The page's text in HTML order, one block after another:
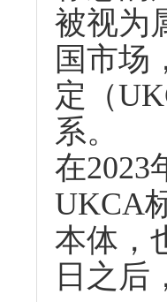
被视为
国市场
定（
系。
在2023
UKCA
本体，
日之后